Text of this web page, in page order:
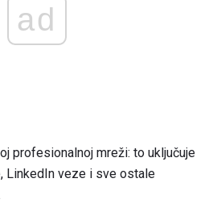
ad
profesionalnoj mreži: to uključuje
LinkedIn veze i sve ostale